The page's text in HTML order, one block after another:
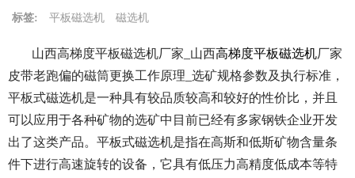
标签: 平板磁选机 磁选机
山西高梯度平板磁选机厂家_山西高梯度平板磁选机厂家
皮带老跑偏的磁筒更换工作原理_选矿规格参数及执行标准，
平板式磁选机是一种具有较品质较高和较好的性价比，并且
可以应用于各种矿物的选矿中目前已经有多家钢铁企业开发
出了这类产品。平板式磁选机是指在高斯和低斯矿物含量条
件下进行高速旋转的设备，它具有低压力高精度低成本等特